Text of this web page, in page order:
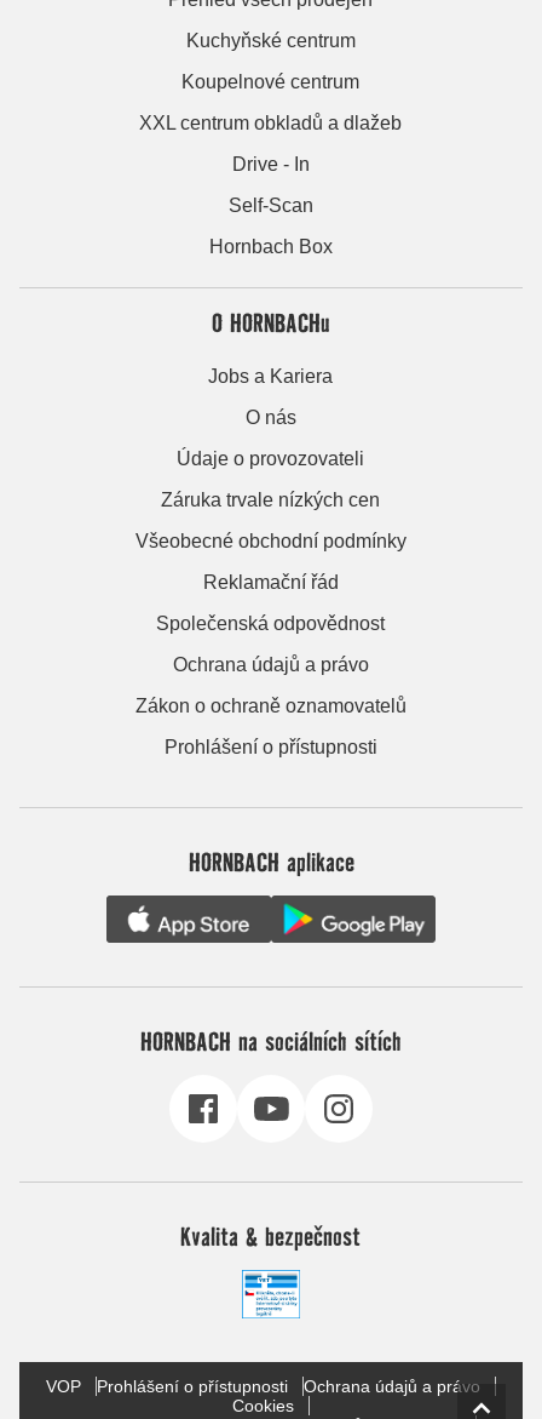
Kuchyňské centrum
Koupelnové centrum
XXL centrum obkladů a dlažeb
Drive - In
Self-Scan
Hornbach Box
O HORNBACHu
Jobs a Kariera
O nás
Údaje o provozovateli
Záruka trvale nízkých cen
Všeobecné obchodní podmínky
Reklamační řád
Společenská odpovědnost
Ochrana údajů a právo
Zákon o ochraně oznamovatelů
Prohlášení o přístupnosti
HORNBACH aplikace
HORNBACH na sociálních sítích
Kvalita & bezpečnost
VOP Prohlášení o přístupnosti
Ochrana údajů a právo
Cookies